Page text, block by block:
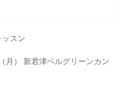
スン
月） 新君津ベルグリーンカン